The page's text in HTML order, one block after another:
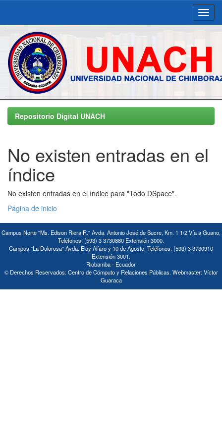
Skip
navigationRepositorio Digital UNACH
No existen entradas en el
índice
No existen entradas en el índice para "Todo DSpace".
Página de inicio
Campus Norte "Ms. Edison Riera R." Avda. Antonio José de Sucre, Km. 1 1/2 Vía a Guano,
Teléfonos: (593) 3 3730880 Extensión 3000.
Campus "La Dolorosa" Avda. Eloy Alfaro y 10 de Agosto. Teléfonos: (593) 3 3730910
Extensión 3001.
Riobamba - Ecuador
© Derechos Reservados: Centro de Cómputo y Relaciones Públicas. Webmaster: Víctor
Guaraca